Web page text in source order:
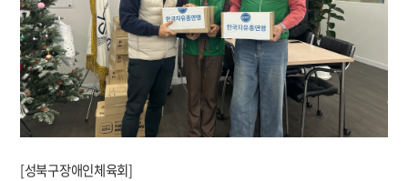
[성북구장애인체육회]